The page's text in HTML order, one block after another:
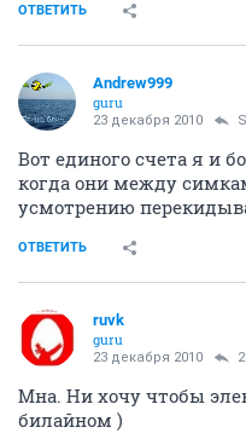
ОТВЕТИТЬ
Andrew999
guru
23 декабря 2010
Вот единого счета я и
когда они между
усмотрению
ОТВЕТИТЬ
ruvk
guru
23 декабря 2010
Мна. Ни хочу чтобы
билайном )